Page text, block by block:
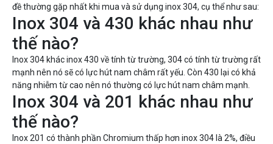
đề thường gặp nhất khi mua và sử dụng inox 304, cụ thể như sau:
Inox 304 và 430 khác nhau như
thế nào?
Inox 304 khác inox 430 về tính từ trường, 304 có tính từ trường rất
mạnh nên nó sẽ có lực hút nam châm rất yếu. Còn 430 lại có khả
năng nhiễm từ cao nên nó thường có lực hút nam châm mạnh.
Inox 304 và 201 khác nhau như
thế nào?
Inox 201 có thành phần Chromium thấp hơn inox 304 là 2%, điều